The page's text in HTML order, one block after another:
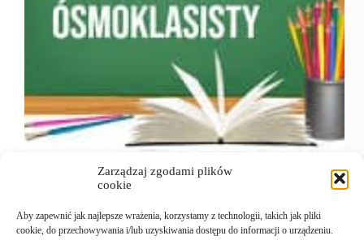
Zarządzaj zgodami plików
cookie
Aby zapewnić jak najlepsze wrażenia, korzystamy z technologii, takich jak pliki
cookie, do przechowywania i/lub uzyskiwania dostępu do informacji o urządzeniu.
Język polski – 11.05.2026 r. OPOP-100-2605 –
Arkusz egzaminacyjny dla uczniów bez
trudnościami w uczeniu się przykładowe
odpowiedzi (eska) Matematyka – 12.05.2026 r.